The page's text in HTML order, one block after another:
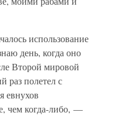
использование
день, когда оно
Второй мировой
раз полетел с
евнухов
чем когда-либо, —